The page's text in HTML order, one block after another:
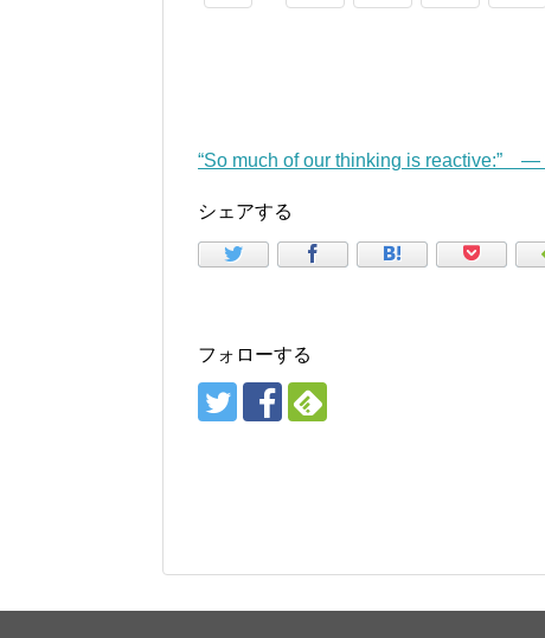
“So much of our thinking is reactive:” —
シェアする
フォローする